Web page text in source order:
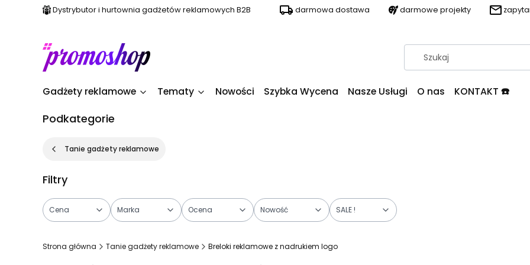
Dystrybutor i hurtownia gadżetów reklamowych B2B darmowa dostawa darmowe projekty
Gadżety reklamowe Tematy Nowości Szybka Wycena Nasze Usługi O nas KONTAKT ☎️
Podkategorie
Tanie gadżety reklamowe
Filtry
Cena Marka Ocena Nowość SALE !
Strona główna Tanie gadżety reklamowe Breloki reklamowe z nadrukiem logo